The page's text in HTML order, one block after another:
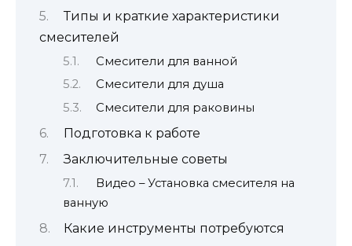
Типы и краткие характеристики
смесителей
Смесители для ванной
Смесители для душа
Смесители для раковины
Подготовка к работе
Заключительные советы
Видео – Установка смесителя на
ванную
Какие инструменты потребуются